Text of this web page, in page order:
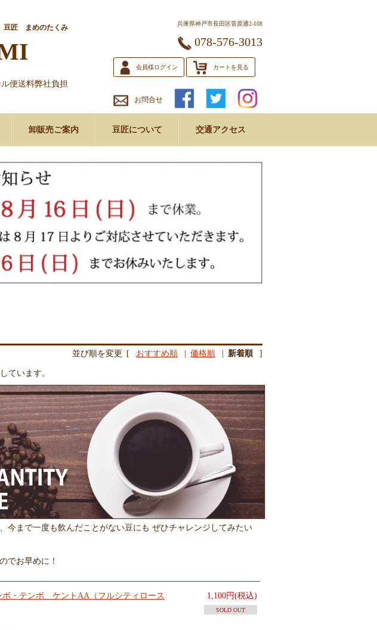
豆匠 まめのたくみ
便送料弊社負担
兵庫県神戸市長田区菅原通2-108
078-576-3013
会員様ログイン カートを見る
お問合せ
卸販売ご案内 豆匠について 交通アクセス
並び順を変更 [ おすすめ順 | 価格順 | 新着順 ]
ています。
今まで一度も飲んだことがない豆にも ぜひチャレンジしてみたい
でお早めに！
1,100円(税込)
SOLD OUT
ボ・テンボ ケントAA（フルシティロース